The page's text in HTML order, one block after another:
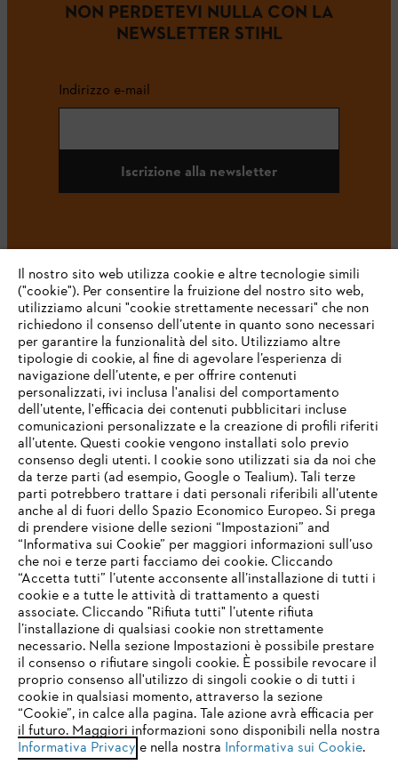
NON PERDETEVI NULLA CON LA
NEWSLETTER STIHL
Indirizzo e-mail
Iscrizione alla newsletter
L’azienda
STIHL FAQ
Service
Termini e condizioni generali Privacy policy
Note legali Cookies Informazioni legali
Andreas STIHL S.p.A. - Viale delle Industrie, 15
IHR BROWSER WIRD NICHT
UNTERSTÜTZT
Sie nutzen einen Browser, den wir noch nicht unterstützen. Für
eine optimale Nutzung unserer Seite empfehlen wir Ihnen, zu
einem der folgenden Browser zu wechseln:
firefox chrome
Il nostro sito web utilizza cookie e altre tecnologie simili
("cookie"). Per consentire la fruizione del nostro sito web,
utilizziamo alcuni "cookie strettamente necessari" che non
richiedono il consenso dell’utente in quanto sono necessari
per garantire la funzionalità del sito. Utilizziamo altre
tipologie di cookie, al fine di agevolare l’esperienza di
navigazione dell’utente, e per offrire contenuti
personalizzati, ivi inclusa l'analisi del comportamento
dell’utente, l'efficacia dei contenuti pubblicitari incluse
comunicazioni personalizzate e la creazione di profili riferiti
all’utente. Questi cookie vengono installati solo previo
consenso degli utenti. I cookie sono utilizzati sia da noi che
da terze parti (ad esempio, Google o Tealium). Tali terze
parti potrebbero trattare i dati personali riferibili all’utente
anche al di fuori dello Spazio Economico Europeo. Si prega
di prendere visione delle sezioni “Impostazioni” and
“Informativa sui Cookie” per maggiori informazioni sull’uso
che noi e terze parti facciamo dei cookie. Cliccando
“Accetta tutti” l’utente acconsente all’installazione di tutti i
cookie e a tutte le attività di trattamento a questi
associate. Cliccando "Rifiuta tutti" l’utente rifiuta
l’installazione di qualsiasi cookie non strettamente
necessario. Nella sezione Impostazioni è possibile prestare
il consenso o rifiutare singoli cookie. È possibile revocare il
proprio consenso all'utilizzo di singoli cookie o di tutti i
cookie in qualsiasi momento, attraverso la sezione
“Cookie”, in calce alla pagina. Tale azione avrà efficacia per
il futuro. Maggiori informazioni sono disponibili nella nostra
Informativa Privacy e nella nostra Informativa sui Cookie.